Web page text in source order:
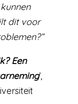
dit voor
Een
’,